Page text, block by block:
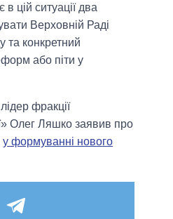
цій ситуації два
Верховній Раді
та конкретний
або піти у
фракції
Олег Ляшко заявив про
у формуванні нового